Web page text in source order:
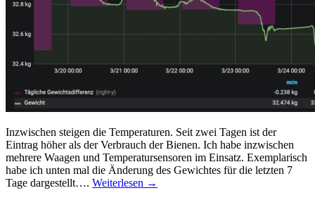
Inzwischen steigen die Temperaturen. Seit zwei Tagen ist der
Eintrag höher als der Verbrauch der Bienen. Ich habe inzwischen
mehrere Waagen und Temperatursensoren im Einsatz. Exemplarisch
habe ich unten mal die Änderung des Gewichtes für die letzten 7
Tage dargestellt…. Weiterlesen →